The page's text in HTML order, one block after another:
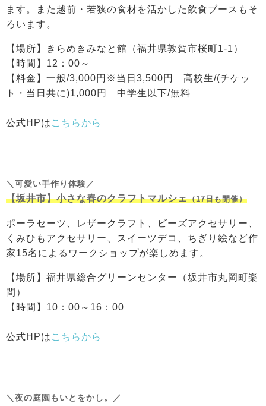
ます。また越前・若狭の食材を活かした飲食ブースもそ
ろいます。
【場所】きらめきみなと館（福井県敦賀市桜町1-1）
【時間】12：00～
【料金】一般/3,000円※当日3,500円 高校生/(チケッ
ト・当日共に)1,000円 中学生以下/無料
公式HPは こちらから
＼可愛い手作り体験／
【坂井市】小さな春のクラフトマルシェ（17日も開催）
ポーラセーツ、レザークラフト、ビーズアクセサリー、
くみひもアクセサリー、スイーツデコ、ちぎり絵など作
家15名によるワークショップが楽しめます。
【場所】福井県総合グリーンセンター（坂井市丸岡町楽
間）
【時間】10：00～16：00
公式HPは こちらから
＼夜の庭園もいとをかし。／